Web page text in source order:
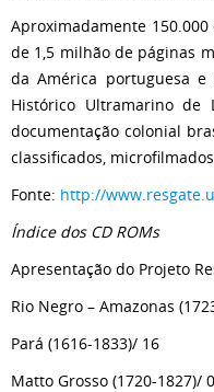
Aproximadamente 150.000
de 1,5 milhão de páginas
da América portuguesa
Histórico Ultramarino de
documentação colonial
classificados,
Fonte: http://
Índice dos CD ROMs
Apresentação do
Rio Negro – Amazonas
Pará (1616-1833)/ 16
Matto Grosso (1720-1827)/